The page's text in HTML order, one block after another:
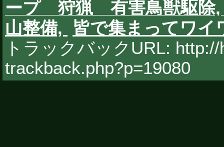
ープ 狩猟 有害鳥獣駆除
山整備,
皆で集まってワイ
トラックバックURL:
trackback.php?p=19080